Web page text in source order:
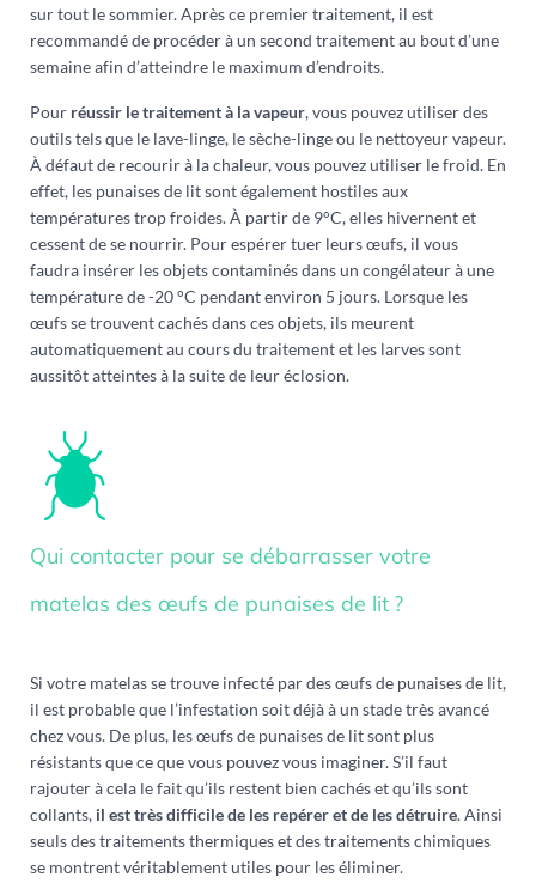
sur tout le sommier. Après ce premier traitement, il est
recommandé de procéder à un second traitement au bout d’une
semaine afin d’atteindre le maximum d’endroits.
Pour réussir le traitement à la vapeur, vous pouvez utiliser des
outils tels que le lave-linge, le sèche-linge ou le nettoyeur vapeur.
À défaut de recourir à la chaleur, vous pouvez utiliser le froid. En
effet, les punaises de lit sont également hostiles aux
températures trop froides. À partir de 9°C, elles hivernent et
cessent de se nourrir. Pour espérer tuer leurs œufs, il vous
faudra insérer les objets contaminés dans un congélateur à une
température de -20 °C pendant environ 5 jours. Lorsque les
œufs se trouvent cachés dans ces objets, ils meurent
automatiquement au cours du traitement et les larves sont
aussitôt atteintes à la suite de leur éclosion.
Qui contacter pour se débarrasser votre
matelas des œufs de punaises de lit ?
Si votre matelas se trouve infecté par des œufs de punaises de lit,
il est probable que l’infestation soit déjà à un stade très avancé
chez vous. De plus, les œufs de punaises de lit sont plus
résistants que ce que vous pouvez vous imaginer. S’il faut
rajouter à cela le fait qu’ils restent bien cachés et qu’ils sont
collants, il est très difficile de les repérer et de les détruire. Ainsi
seuls des traitements thermiques et des traitements chimiques
se montrent véritablement utiles pour les éliminer.